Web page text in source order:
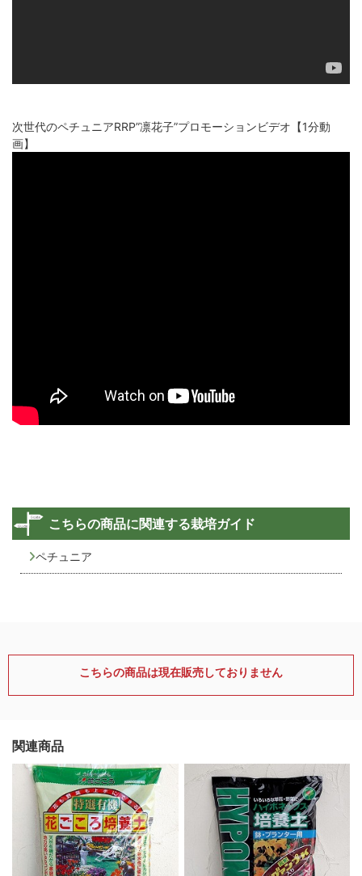
次世代のペチュニアRRP”凛花子”プロモーションビデオ【1分動
画】
こちらの商品に関連する栽培ガイド
ペチュニア
こちらの商品は現在販売しておりません
関連商品